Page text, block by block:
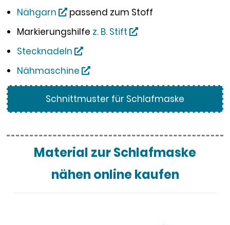
Nähgarn
passend zum Stoff
Markierungshilfe z. B. Stift
Stecknadeln
Nähmaschine
Schnittmuster für Schlafmaske
Material zur Schlafmaske
nähen online kaufen